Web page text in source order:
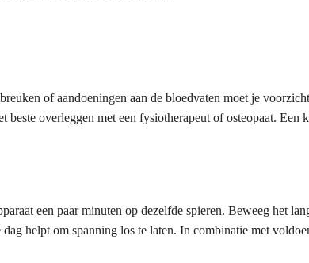
of aandoeningen aan de bloedvaten moet je
overleggen met een fysiotherapeut of osteopaat. Een
een paar minuten op dezelfde spieren. Beweeg het
helpt om spanning los te laten. In combinatie met